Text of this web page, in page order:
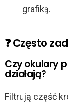
grafiką.
❓ Często
Czy okulary
działają?
Filtrują część